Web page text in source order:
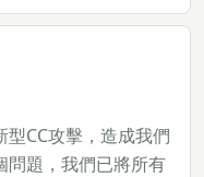
CC攻擊，造成我們
問題，我們已將所有